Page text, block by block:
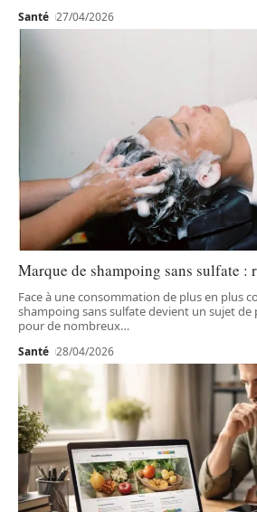
Santé 27/04/2026
Marque de shampoing sans sulfate :
Face à une consommation de plus en plus
shampoing sans sulfate devient un sujet
pour de nombreux…
Santé 28/04/2026